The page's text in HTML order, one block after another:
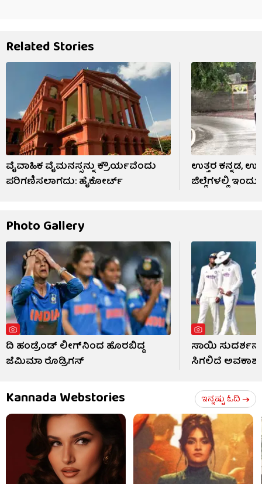
Related Stories
ವೈವಾಹಿಕ ವೈಮನಸ್ಸನ್ನು ಕ್ರೌರ್ಯವೆಂದು
ಪರಿಗಣಿಸಲಾಗದು: ಹೈಕೋರ್ಟ್
ಉತ್ತರ ಕನ್ನಡ,
ಜಿಲ್ಲೆಗಳಲ್ಲಿ
Photo Gallery
ದಿ ಹಂಡ್ರೆಂಡ್ ಲೀಗ್​ನಿಂದ ಹೊರಬಿದ್ದ
ಜೆಮಿಮಾ ರೊಡ್ರಿಗಸ್
ಸಾಯಿ
ಸಿಗಲಿದೆ
Kannada Webstories ಇನ್ನಷ್ಟು ಓದಿ